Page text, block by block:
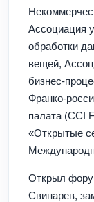
Ассоциация
обработки
вещей,
бизнес-
Франко-
палата (CCI
«Открытые
Открыл
Свинарев,